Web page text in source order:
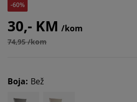
-60%
30,- KM /kom
74,95 /kom
Boja: Bež